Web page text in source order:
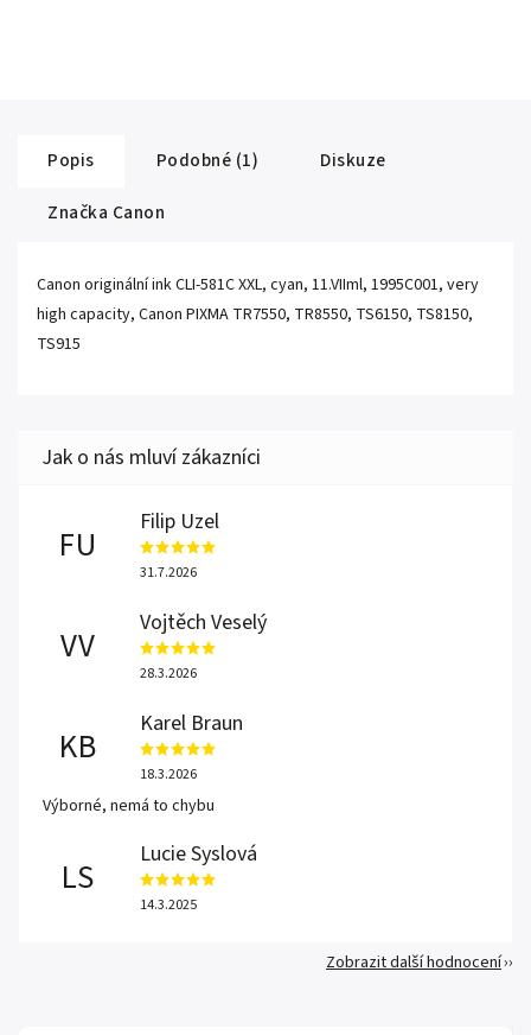
Popis Podobné (1)
Diskuze
Značka Canon
Canon originální ink CLI-581C XXL, cyan, 11.VIIml, 1995C001, very
high capacity, Canon PIXMA TR7550, TR8550, TS6150, TS8150,
TS915
FU
Filip Uzel
31.7.2026
VV
Vojtěch Veselý
28.3.2026
KB
Karel Braun
18.3.2026
Výborné, nemá to chybu
LS
Lucie Syslová
14.3.2025
Zobrazit další hodnocení